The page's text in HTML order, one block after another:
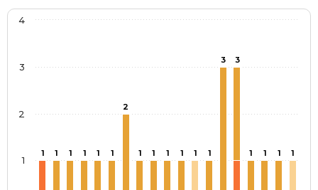
1 1 1 1 1 1
2
1 1 1 1 1 1
3 3
1 1 1 1
1
2
3
4